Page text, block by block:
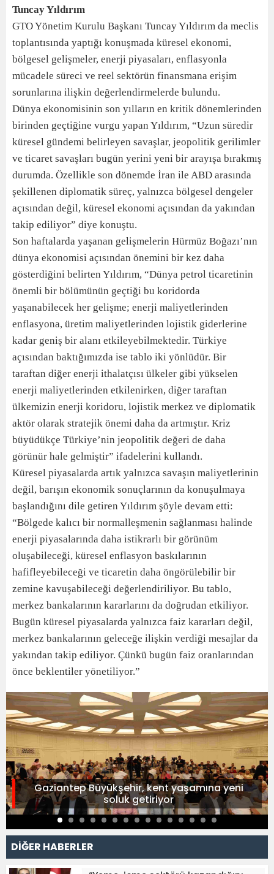
Tuncay Yıldırım
GTO Yönetim Kurulu Başkanı Tuncay Yıldırım da meclis
toplantısında yaptığı konuşmada küresel ekonomi,
bölgesel gelişmeler, enerji piyasaları, enflasyonla
mücadele süreci ve reel sektörün finansmana erişim
sorunlarına ilişkin değerlendirmelerde bulundu.
Dünya ekonomisinin son yılların en kritik dönemlerinden
birinden geçtiğine vurgu yapan Yıldırım, “Uzun süredir
küresel gündemi belirleyen savaşlar, jeopolitik gerilimler
ve ticaret savaşları bugün yerini yeni bir arayışa bırakmış
durumda. Özellikle son dönemde İran ile ABD arasında
şekillenen diplomatik süreç, yalnızca bölgesel dengeler
açısından değil, küresel ekonomi açısından da yakından
takip ediliyor” diye konuştu.
Son haftalarda yaşanan gelişmelerin Hürmüz Boğazı’nın
dünya ekonomisi açısından önemini bir kez daha
gösterdiğini belirten Yıldırım, “Dünya petrol ticaretinin
önemli bir bölümünün geçtiği bu koridorda
yaşanabilecek her gelişme; enerji maliyetlerinden
enflasyona, üretim maliyetlerinden lojistik giderlerine
kadar geniş bir alanı etkileyebilmektedir. Türkiye
açısından baktığımızda ise tablo iki yönlüdür. Bir
taraftan diğer enerji ithalatçısı ülkeler gibi yükselen
enerji maliyetlerinden etkilenirken, diğer taraftan
ülkemizin enerji koridoru, lojistik merkez ve diplomatik
aktör olarak stratejik önemi daha da artmıştır. Kriz
büyüdükçe Türkiye’nin jeopolitik değeri de daha
görünür hale gelmiştir” ifadelerini kullandı.
Küresel piyasalarda artık yalnızca savaşın maliyetlerinin
değil, barışın ekonomik sonuçlarının da konuşulmaya
başlandığını dile getiren Yıldırım şöyle devam etti:
“Bölgede kalıcı bir normalleşmenin sağlanması halinde
enerji piyasalarında daha istikrarlı bir görünüm
oluşabileceği, küresel enflasyon baskılarının
hafifleyebileceği ve ticaretin daha öngörülebilir bir
zemine kavuşabileceği değerlendiriliyor. Bu tablo,
merkez bankalarının kararlarını da doğrudan etkiliyor.
Bugün küresel piyasalarda yalnızca faiz kararları değil,
merkez bankalarının geleceğe ilişkin verdiği mesajlar da
yakından takip ediliyor. Çünkü bugün faiz oranlarından
önce beklentiler yönetiliyor.”
Gaziantep Büyükşehir, kent yaşamına yeni
soluk getiriyor
DİĞER HABERLER